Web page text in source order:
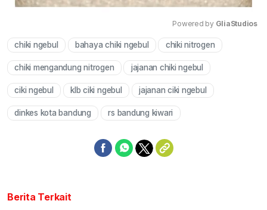
Mute
Powered by GliaStudios
chiki ngebul bahaya chiki ngebul chiki nitrogen
chiki mengandung nitrogen jajanan chiki ngebul
ciki ngebul klb ciki ngebul jajanan ciki ngebul
dinkes kota bandung rs bandung kiwari
Berita Terkait